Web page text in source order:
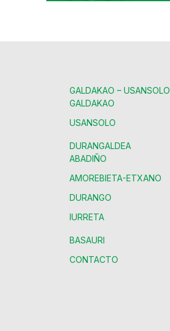
GALDAKAO – USANSOLO
GALDAKAO
USANSOLO
DURANGALDEA
ABADIÑO
AMOREBIETA-ETXANO
DURANGO
IURRETA
BASAURI
CONTACTO